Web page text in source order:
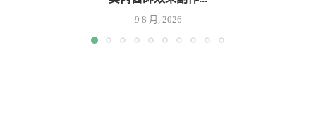
9 8 月, 2026